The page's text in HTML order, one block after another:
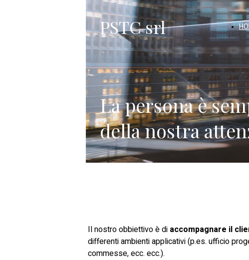
PSTC srl
La persona è
della nostra
Il nostro obbiettivo è di accompagnare il
differenti ambienti applicativi (p.es. ufficio
commesse, ecc. ecc.).